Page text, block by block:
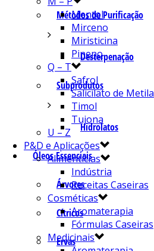
Métodos de Purificação
Desterpenação
Subprodutos
Hidrolatos
Óleos Essenciais
Árvores
Cítricos
Ervas
Mentol
Mirceno
Miristicina
Pineno
Q – T
Safrol
Salicilato de Metila
Timol
Tujona
U – Z
P&D e Aplicações
Alimentícias
Indústria
Receitas Caseiras
Cosméticas
Aromaterapia
Fórmulas Caseiras
Medicinais